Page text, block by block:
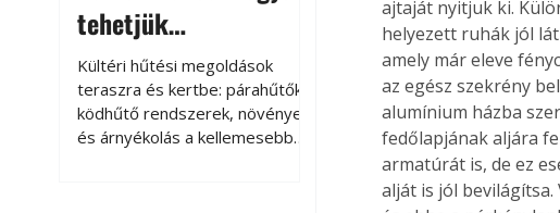
tehetjük
kellemesebbé a
teraszt és a kertet?
Kültéri hűtési megoldások
teraszra és kertbe: párahűtők,
ködhűtő rendszerek, növények
és árnyékolás a kellemesebb
ajtaját nyitjuk ki.
helyezett ruhák jól
amely már eleve
az egész szekrény
alumínium házba
fedőlapjának aljára
armatúrát is, de ez
alját is jól